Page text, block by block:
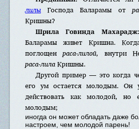
лилыГоспода Баларамы от
Кришны?
Шрила Говинда Махарадж:
Баларамы живет Кришна.
поглощенраса-лилой, внутри
раса-лилаКришны.
Другой пример — это когда
его ум остается молодым. Он
действовать как молодой, но
молодым;
иногда он может обладать даже
настроем, чем молодой парень!